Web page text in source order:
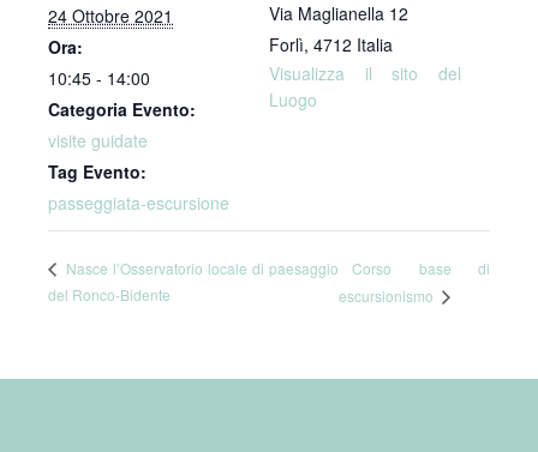
24 Ottobre 2021
Ora:
10:45 - 14:00
Categoria Evento:
visite guidate
Tag Evento:
passeggiata-escursione
Via Maglianella 12
Forlì, 4712 Italia
Visualizza il sito del
Luogo
Nasce l’Osservatorio locale di paesaggio
del Ronco-Bidente
Corso base di
escursionismo